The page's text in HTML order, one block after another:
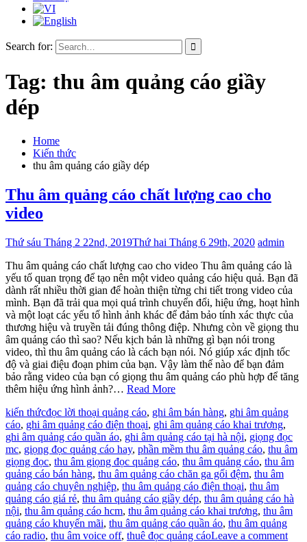
Search for:
Tag: thu âm quảng cáo giầy
dép
Home
Kiến thức
thu âm quảng cáo giầy dép
Thu âm quảng cáo chất lượng cao cho
video
Thứ sáu Tháng 2 22nd, 2019Thứ hai Tháng 6 29th, 2020 admin
Thu âm quảng cáo chất lượng cao cho video Thu âm quảng cáo là
yếu tố quan trọng để tạo nên một video quảng cáo hiệu quả. Bạn đã
dành rất nhiều thời gian để hoàn thiện từng chi tiết trong video của
mình. Bạn đã trải qua mọi quá trình chuyển đổi, hiệu ứng, hoạt hình
và một loạt các yếu tố hình ảnh khác để đảm bảo tính xác thực của
thương hiệu và truyền tải đúng thông điệp. Nhưng còn về giọng thu
âm quảng cáo thì sao? Nếu kịch bản là những gì bạn nói trong
video, thì thu âm quảng cáo là cách bạn nói. Nó giúp xác định tốc
độ và giai điệu đoạn phim của bạn. Vậy làm thế nào để bạn đảm
bảo rằng video của bạn có giọng thu âm quảng cáo phù hợp để tăng
thêm hiệu ứng hình ảnh?… Read More
kiến thứcđọc lời thoại quảng cáo, ghi âm bán hàng, ghi âm quảng
cáo, ghi âm quảng cáo điện thoại, ghi âm quảng cáo khai trương,
ghi âm quảng cáo quần áo, ghi âm quảng cáo tại hà nội, giọng đọc
mc, giọng đọc quảng cáo hay, phần mềm thu âm quảng cáo, thu âm
giọng đọc, thu âm giọng đọc quảng cáo, thu âm quảng cáo, thu âm
quảng cáo bán hàng, thu âm quảng cáo chăn ga gối đệm, thu âm
quảng cáo chuyên nghiệp, thu âm quảng cáo điện thoại, thu âm
quảng cáo giá rẻ, thu âm quảng cáo giầy dép, thu âm quảng cáo hà
nội, thu âm quảng cáo hcm, thu âm quảng cáo khai trương, thu âm
quảng cáo khuyến mãi, thu âm quảng cáo quần áo, thu âm quảng
cáo radio, thu âm voice off, thuê đọc quảng cáoLeave a comment